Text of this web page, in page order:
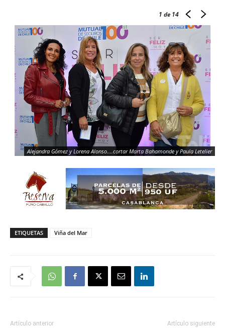
1 de 14
Alejandra Gómez y Lorena Alonso....cortar Marta Bahamonde y Paula Letelier
ETIQUETAS Viña del Mar
Artículo anterior Artículo siguiente